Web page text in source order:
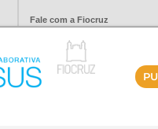
Fale com a Fiocruz